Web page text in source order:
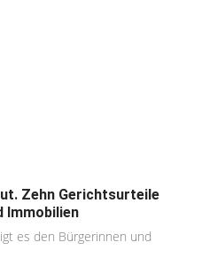
Zehn Gerichtsurteile
Immobilien
es den Bürgerinnen und